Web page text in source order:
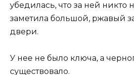
убедилась, что за ней никто
заметила большой, ржавый
двери.
У нее не было ключа, а
существовало.